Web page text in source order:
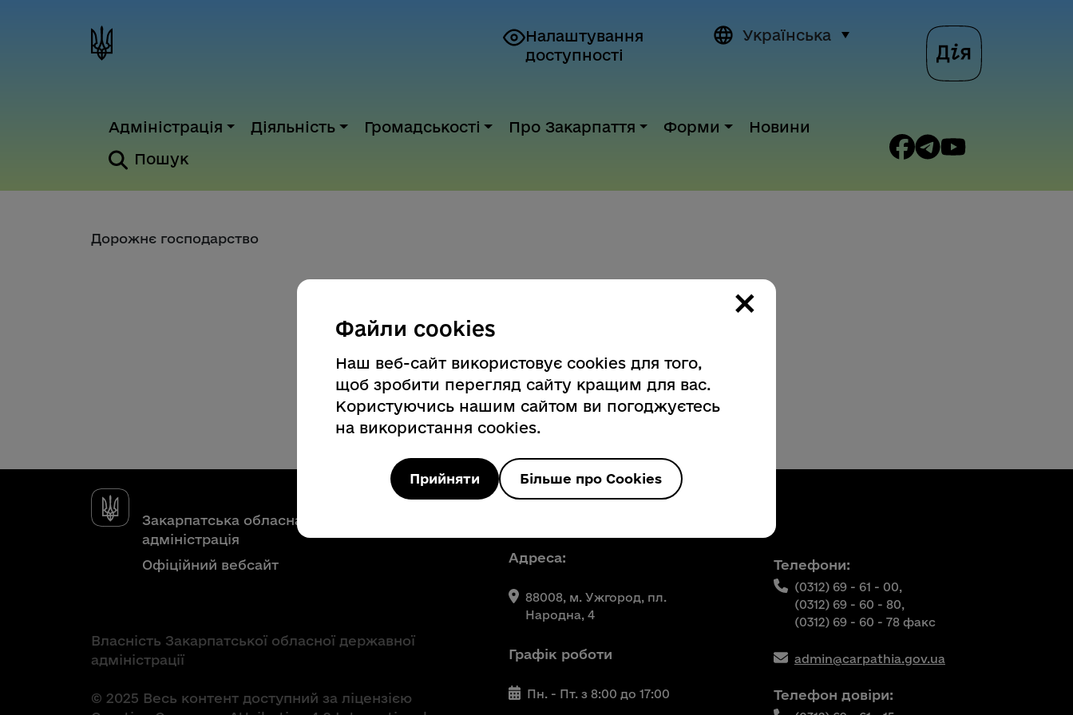
Налаштування
доступності
Українська
Адміністрація Діяльність Громадськості Про Закарпаття Форми
Новини
Пошук
Дорожнє господарство
Закарпатська обласна державна
адміністрація
Офіційний вебсайт
Власність Закарпатської обласної державної
адміністрації
© 2025 Весь контент доступний за ліцензією
Адреса:
88008, м. Ужгород, пл.
Народна, 4
Графік роботи
Пн. - Пт. з 8:00 до 17:00
Телефони:
(0312) 69 - 61 - 00,
(0312) 69 - 60 - 80,
(0312) 69 - 60 - 78 факс
admin@carpathia.gov.ua
Телефон довіри:
×
Файли cookies
Наш веб-сайт використовує cookies для того,
щоб зробити перегляд сайту кращим для вас.
Користуючись нашим сайтом ви погоджуєтесь
на використання cookies.
Прийняти Більше про Cookies